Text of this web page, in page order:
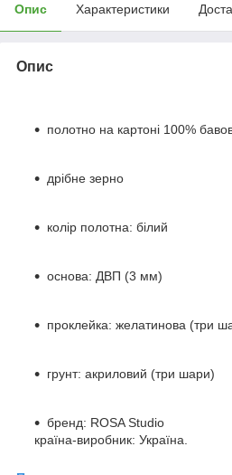
Опис Характеристики
Опис
полотно на картоні 100%
дрібне зерно
колір полотна: білий
основа: ДВП (3 мм)
проклейка: желатинова (три
грунт: акриловий (три шари)
бренд: ROSA Studio
країна-виробник: Україна.